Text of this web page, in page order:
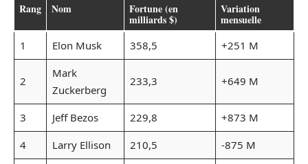
Rang Nom Fortune (en
milliards $)
Variation
mensuelle
1 Elon Musk 358,5 +251 M
2
Mark
Zuckerberg
233,3 +649 M
3 Jeff Bezos 229,8
+873 M
4
Larry Ellison 210,5 -875 M